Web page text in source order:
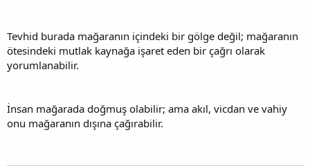
Tevhid burada mağaranın içindeki bir gölge değil; mağaranın
ötesindeki mutlak kaynağa işaret eden bir çağrı olarak
yorumlanabilir.
İnsan mağarada doğmuş olabilir; ama akıl, vicdan ve vahiy
onu mağaranın dışına çağırabilir.